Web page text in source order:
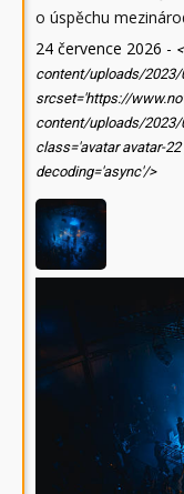
o úspěchu
24 července 2026 -
content/uploads/2023/
srcset='https://
content/uploads/2023/
class='avatar avatar-
decoding='async'/>